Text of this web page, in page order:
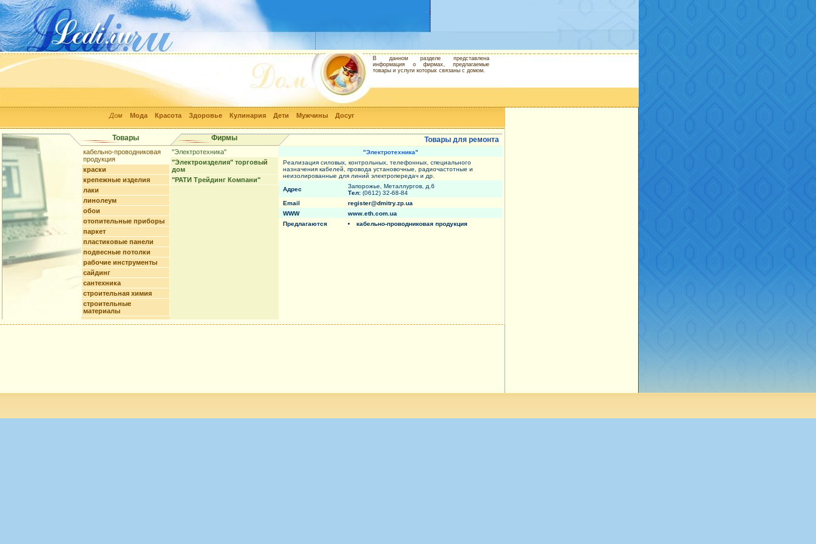
Дом Мода Красота Здоровье Кулинария Дети Мужчины Досуг
В данном разделе представлена
информация о фирмах, предлагаемые
товары и услуги которых связаны с домом.
Товары Фирмы Товары для ремонта
кабельно-проводниковая
продукция
краски
крепежные изделия
лаки
линолеум
обои
отопительные приборы
паркет
пластиковые панели
подвесные потолки
рабочие инструменты
сайдинг
сантехника
строительная химия
строительные
материалы
"Электротехника"
"Электроизделия" торговый
дом
"РАТИ Трейдинг Компани"
"Электротехника"
Реализация силовых, контрольных, телефонных, специального
назначения кабелей, провода установочные, радиочастотные и
неизолированные для линий электропередач и др.
Адрес
Запорожье, Металлургов, д.6
Тел: (0612) 32-68-84
Email
register@dmitry.zp.ua
WWW
www.eth.com.ua
Предлагаются
кабельно-проводниковая продукция